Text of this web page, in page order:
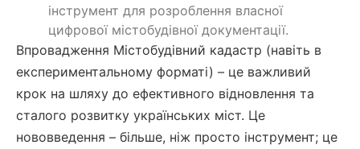
інструмент для розроблення власної
цифрової містобудівної документації.
Впровадження Містобудівний кадастр (навіть в
експериментальному форматі) – це важливий
крок на шляху до ефективного відновлення та
сталого розвитку українських міст. Це
нововведення – більше, ніж просто інструмент; це